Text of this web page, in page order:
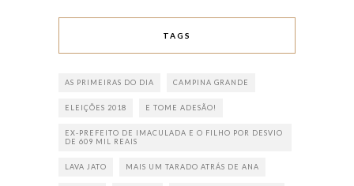
TAGS
AS PRIMEIRAS DO DIA CAMPINA GRANDE
ELEIÇÕES 2018 E TOME ADESÃO!
EX-PREFEITO DE IMACULADA E O FILHO POR DESVIO
DE 609 MIL REAIS
LAVA JATO MAIS UM TARADO ATRÁS DE ANA